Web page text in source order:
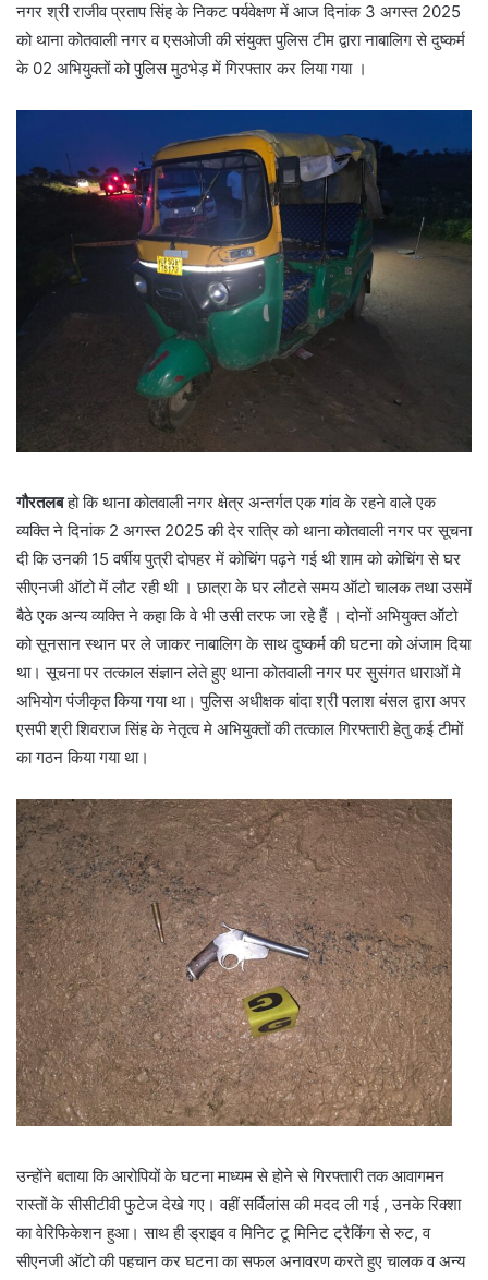
नगर श्री राजीव प्रताप सिंह के निकट पर्यवेक्षण में आज दिनांक 3 अगस्त 2025
को थाना कोतवाली नगर व एसओजी की संयुक्त पुलिस टीम द्वारा नाबालिग से दुष्कर्म
के 02 अभियुक्तों को पुलिस मुठभेड़ में गिरफ्तार कर लिया गया ।
गौरतलबहो कि थाना कोतवाली नगर क्षेत्र अन्तर्गत एक गांव के रहने वाले एक
व्यक्ति ने दिनांक 2 अगस्त 2025 की देर रात्रि को थाना कोतवाली नगर पर सूचना
दी कि उनकी 15 वर्षीय पुत्री दोपहर में कोचिंग पढ़ने गई थी शाम को कोचिंग से घर
सीएनजी ऑटो में लौट रही थी । छात्रा के घर लौटते समय ऑटो चालक तथा उसमें
बैठे एक अन्य व्यक्ति ने कहा कि वे भी उसी तरफ जा रहे हैं । दोनों अभियुक्त ऑटो
को सूनसान स्थान पर ले जाकर नाबालिग के साथ दुष्कर्म की घटना को अंजाम दिया
था। सूचना पर तत्काल संज्ञान लेते हुए थाना कोतवाली नगर पर सुसंगत धाराओं मे
अभियोग पंजीकृत किया गया था। पुलिस अधीक्षक बांदा श्री पलाश बंसल द्वारा अपर
एसपी श्री शिवराज सिंह के नेतृत्व मे अभियुक्तों की तत्काल गिरफ्तारी हेतु कई टीमों
का गठन किया गया था।
उन्होंने बताया कि आरोपियों के घटना माध्यम से होने से गिरफ्तारी तक आवागमन
रास्तों के सीसीटीवी फुटेज देखे गए। वहीं सर्विलांस की मदद ली गई , उनके रिक्शा
का वेरिफिकेशन हुआ। साथ ही ड्राइव व मिनिट टू मिनिट ट्रैकिंग से रुट, व
सीएनजी ऑटो की पहचान कर घटना का सफल अनावरण करते हुए चालक व अन्य